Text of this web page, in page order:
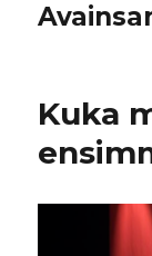
Kuka